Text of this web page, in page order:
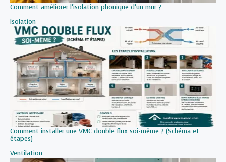
Comment améliorer l’isolation phonique d’un mur ?
Par rapport à
Isolation
Comment installer une VMC double flux soi-même ? (Schéma et
étapes)
Par rapport à
Ventilation